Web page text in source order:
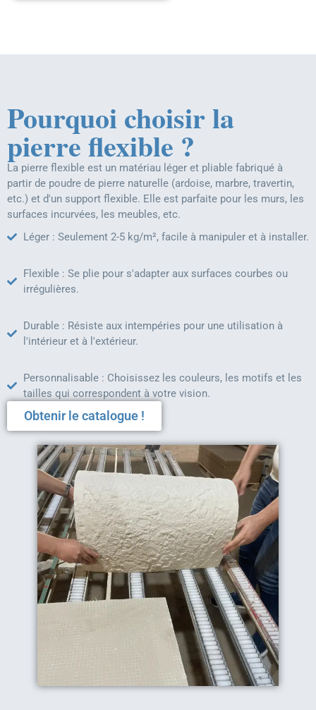
Pourquoi choisir la
pierre flexible ?
La pierre flexible est un matériau léger et pliable fabriqué à
partir de poudre de pierre naturelle (ardoise, marbre, travertin,
etc.) et d'un support flexible. Elle est parfaite pour les murs, les
surfaces incurvées, les meubles, etc.
Léger : Seulement 2-5 kg/m², facile à manipuler et à installer.
Flexible : Se plie pour s'adapter aux surfaces courbes ou
irrégulières.
Durable : Résiste aux intempéries pour une utilisation à
l'intérieur et à l'extérieur.
Personnalisable : Choisissez les couleurs, les motifs et les
tailles qui correspondent à votre vision.
Obtenir le catalogue !